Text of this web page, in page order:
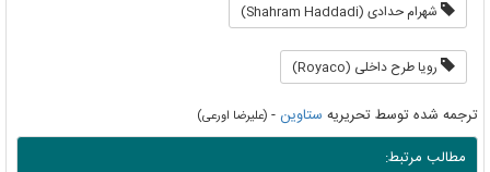
شهرام حدادی (Shahram Haddadi)
رویا طرح داخلی (Royaco)
ترجمه شده توسط تحریریه ستاوین- (علیرضا اورعی)
مطالب مرتبط: